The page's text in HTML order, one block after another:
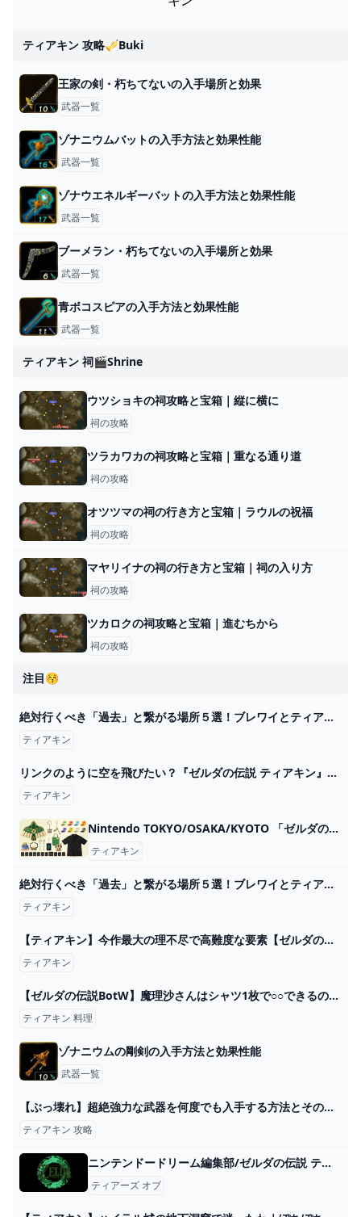
ティアキン 攻略🎺buki
王家の剣・朽ちてないの入手場所と効果
武器一覧
ゾナニウムバットの入手方法と効果性能
武器一覧
ゾナウエネルギーバットの入手方法と効果性能
武器一覧
ブーメラン・朽ちてないの入手場所と効果
武器一覧
青ボコスピアの入手方法と効果性能
武器一覧
ティアキン 祠🎬shrine
ウツショキの祠攻略と宝箱｜縦に横に
祠の攻略
ツラカワカの祠攻略と宝箱｜重なる通り道
祠の攻略
オツツマの祠の行き方と宝箱｜ラウルの祝福
祠の攻略
マヤリイナの祠の行き方と宝箱｜祠の入り方
祠の攻略
ツカロクの祠攻略と宝箱｜進むちから
祠の攻略
注目😚
絶対行くべき「過去」と繋がる場所５選！ブレワイとティアキンの比較も【ゼルダの伝説ティアーズオブザキングダム】 - YouTube
ティアキン
リンクのように空を飛びたい？『ゼルダの伝説 ティアキン』ゾナウギア・翼の「ラグマット」が原作再現すぎる Game*Spark - 国内・海外ゲーム情報サイト
ティアキン
Nintendo TOKYO/OSAKA/KYOTO 「ゼルダの伝説 ティアーズ オブ ザ キングダム」 My Nintendo Store（マイニンテンドーストア）
ティアキン
絶対行くべき「過去」と繋がる場所５選！ブレワイとティアキンの比較も【ゼルダの伝説ティアーズオブザキングダム】 - YouTube
ティアキン
【ティアキン】今作最大の理不尽で高難度な要素【ゼルダの伝説ティアーズオブザキングダム/ティアキン】【ゆっくり解説】 - YouTube
ティアキン
【ゼルダの伝説BotW】魔理沙さんはシャツ1枚で○○できるのか？ 番外編【ゆっくり実況】 - YouTube
ティアキン 料理
ゾナニウムの剛剣の入手方法と効果性能
武器一覧
【ぶっ壊れ】超絶強力な武器を何度でも入手する方法とそのデメリットを打ち消すやり方の紹介【ファントムガノン瘴気の剣瘴気の金棒ゼルダの伝説ティアーズオブザキングダム】 - YouTube
ティアキン 攻略
ニンテンドードリーム編集部/ゼルダの伝説 ティアーズ オブ ザ キングダム マスターワークス
ティアーズ オブ